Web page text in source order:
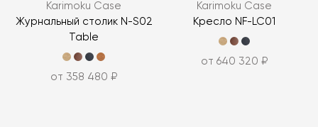
Karimoku Case
Журнальный столик N-S02
Table
от 358 480 ₽
Karimoku Case
Кресло NF-LC01
от 640 320 ₽